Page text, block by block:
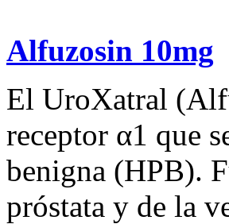
Alfuzosin 10mg
El UroXatral
receptor α1 que
benigna (HPB).
próstata y de la